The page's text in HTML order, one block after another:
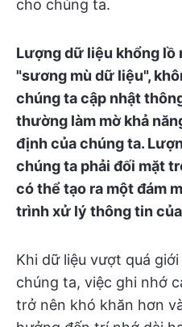
cho chúng ta.
Lượng dữ liệu khổng lồ
"sương mù dữ liệu",
chúng ta cập nhật
thường làm mờ khả
định của chúng ta.
chúng ta phải đối mặt
có thể tạo ra một đám
trình xử lý thông tin
Khi dữ liệu vượt quá
chúng ta, việc ghi nhớ
trở nên khó khăn hơn